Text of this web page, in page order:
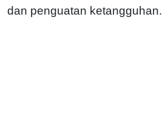
dan penguatan ketangguhan.